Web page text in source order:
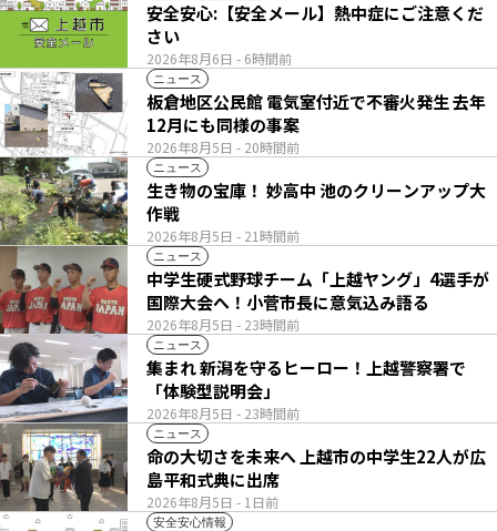
2026年8月6日 - 6時間前
安全安心:【安全メール】熱中症にご注意くだ
さい
ニュース
2026年8月5日 - 20時間前
板倉地区公民館 電気室付近で不審火発生 去年
12月にも同様の事案
ニュース
2026年8月5日 - 21時間前
生き物の宝庫！ 妙高中 池のクリーンアップ大
作戦
ニュース
2026年8月5日 - 23時間前
中学生硬式野球チーム「上越ヤング」4選手が
国際大会へ！小菅市長に意気込み語る
ニュース
2026年8月5日 - 23時間前
集まれ 新潟を守るヒーロー！上越警察署で
「体験型説明会」
ニュース
2026年8月5日 - 1日前
命の大切さを未来へ 上越市の中学生22人が広
島平和式典に出席
安全安心情報